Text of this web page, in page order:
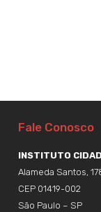
Fale Conosco
INSTITUTO
Alameda Santos,
CEP 01419-002
São Paulo – SP